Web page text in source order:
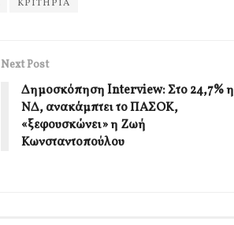
ΚΡΙΤΗΡΙΑ
Next Post
Δημοσκόπηση Interview: Στο 24,7% η
ΝΔ, ανακάμπτει το ΠΑΣΟΚ,
«ξεφουσκώνει» η Ζωή
Κωνσταντοπούλου